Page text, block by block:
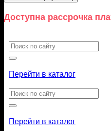
Доступна рассрочка
Искать:
Перейти в каталог
Искать:
Перейти в каталог